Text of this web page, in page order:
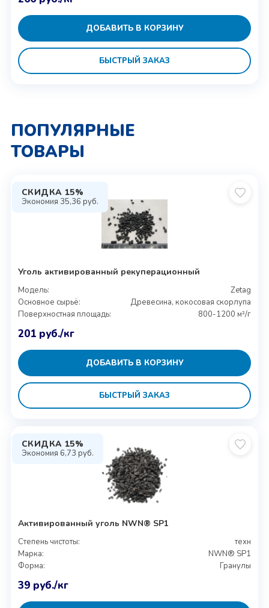
ДОБАВИТЬ В КОРЗИНУ
БЫСТРЫЙ ЗАКАЗ
ПОПУЛЯРНЫЕ
ТОВАРЫ
СКИДКА 15%
Экономия 35,36 руб.
Уголь активированный рекуперационный
Модель:
Zetag
Основное сырьё:
Древесина, кокосовая скорлупа
Поверхностная площадь:
800-1200 м²/г
201 руб./кг
ДОБАВИТЬ В КОРЗИНУ
БЫСТРЫЙ ЗАКАЗ
СКИДКА 15%
Экономия 6,73 руб.
Активированный уголь NWN® SP1
Степень чистоты:
техн
Марка:
NWN® SP1
Форма:
Гранулы
39 руб./кг